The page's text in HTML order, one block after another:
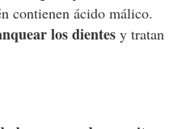
contienen ácido málico.
los dientesy tratan